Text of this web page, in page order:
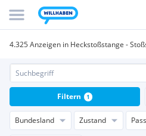
4.325 Anzeigen in Heckstoßstange -
Bundesland Zustand
Filtern 1